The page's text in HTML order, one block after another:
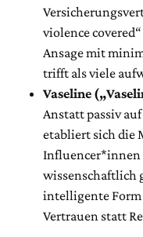
violence
Ansage mit
trifft als viele
Vaseline
Anstatt passiv
etabliert sich die
Influencer*innen
wissenschaftlich
intelligente Form
Vertrauen statt